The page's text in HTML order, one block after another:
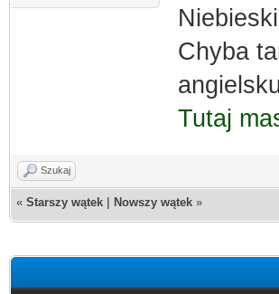
Chyba
Tutaj
Szukaj
« Starszy wątek Nowszy wątek »